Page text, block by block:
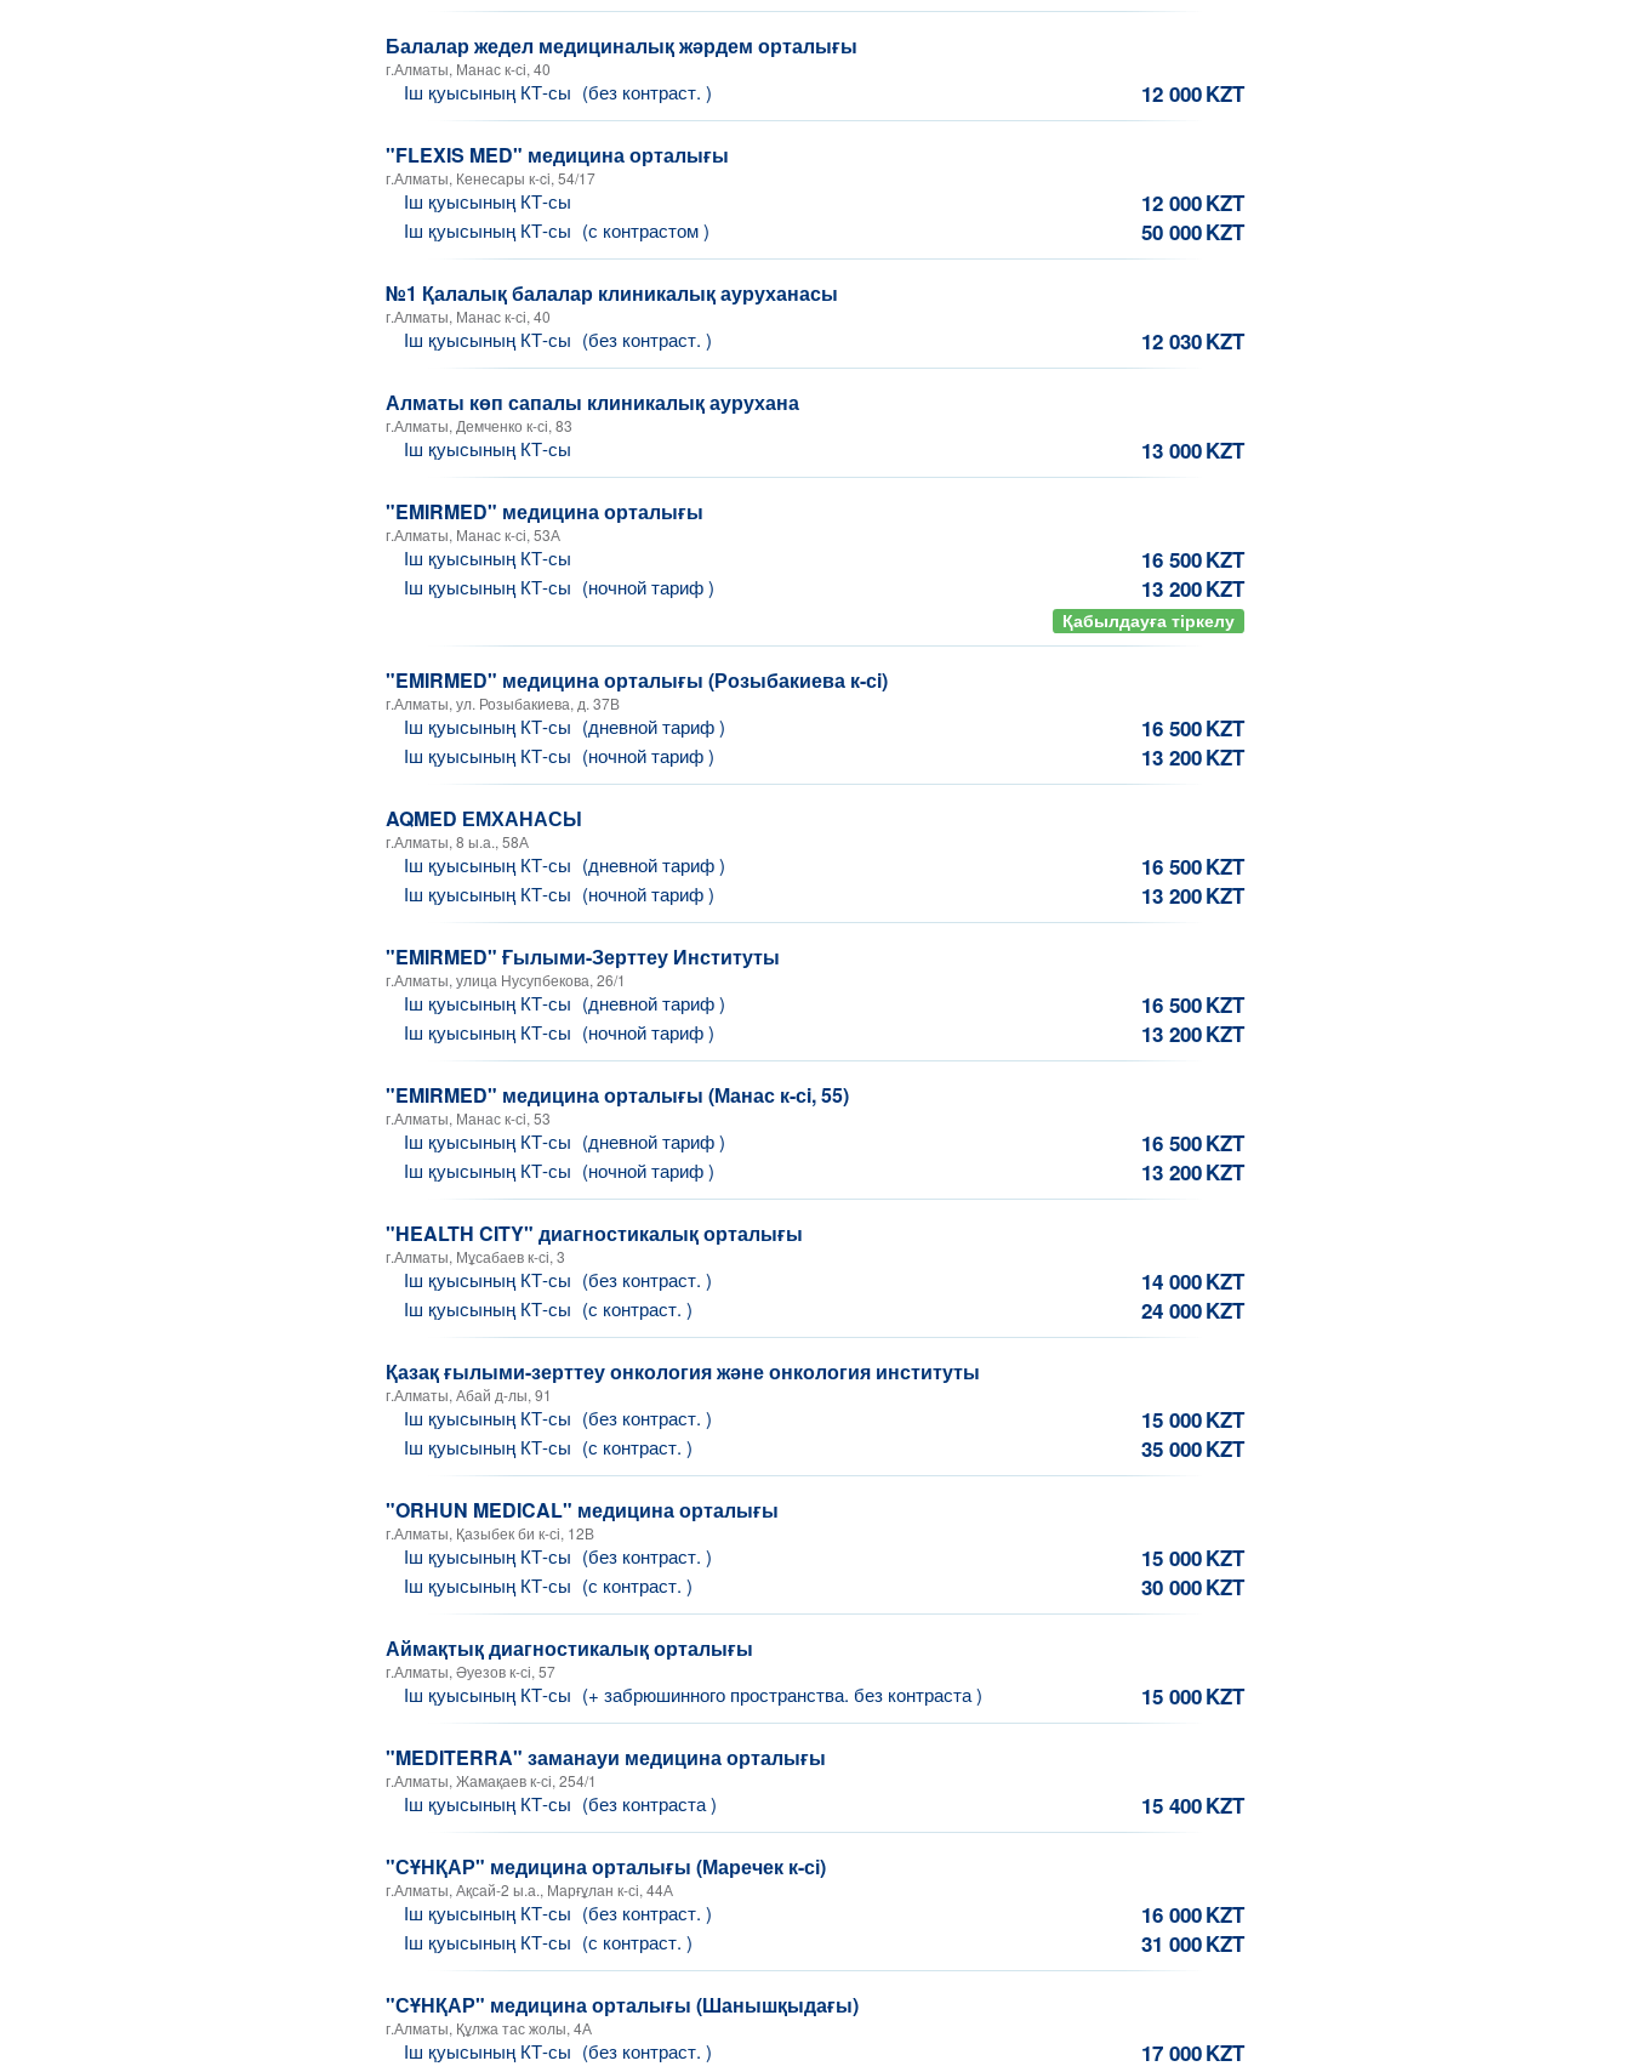
Балалар жедел медициналық жәрдем орталығы
г.Алматы, Манас к-сі, 40
Іш қуысының КТ-сы (без контраст. ) 12 000KZT
"FLEXIS MED" медицина орталығы
г.Алматы, Кенесары к-ci, 54/17
Іш қуысының КТ-сы 12 000KZT
Іш қуысының КТ-сы (с контрастом ) 50 000KZT
№1 Қалалық балалар клиникалық ауруханасы
г.Алматы, Манас к-сі, 40
Іш қуысының КТ-сы (без контраст. ) 12 030KZT
Алматы көп сапалы клиникалық аурухана
г.Алматы, Демченко к-сі, 83
Іш қуысының КТ-сы 13 000KZT
"EMIRMED" медицина орталығы
г.Алматы, Манас к-сі, 53А
Іш қуысының КТ-сы 16 500KZT
Іш қуысының КТ-сы (ночной тариф ) 13 200KZT
Қабылдауға тіркелу
"EMIRMED" медицина орталығы (Розыбакиева к-сi)
г.Алматы, ул. Розыбакиева, д. 37В
Іш қуысының КТ-сы (дневной тариф ) 16 500KZT
Іш қуысының КТ-сы (ночной тариф ) 13 200KZT
AQMED ЕМХАНАСЫ
г.Алматы, 8 ы.а., 58А
Іш қуысының КТ-сы (дневной тариф ) 16 500KZT
Іш қуысының КТ-сы (ночной тариф ) 13 200KZT
"EMIRMED" Ғылыми-Зерттеу Институты
г.Алматы, улица Нусупбекова, 26/1
Іш қуысының КТ-сы (дневной тариф ) 16 500KZT
Іш қуысының КТ-сы (ночной тариф ) 13 200KZT
"EMIRMED" медицина орталығы (Манас к-сi, 55)
г.Алматы, Манас к-сi, 53
Іш қуысының КТ-сы (дневной тариф ) 16 500KZT
Іш қуысының КТ-сы (ночной тариф ) 13 200KZT
"HEALTH CITY" диагностикалық орталығы
г.Алматы, Мұсабаев к-сі, 3
Іш қуысының КТ-сы (без контраст. ) 14 000KZT
Іш қуысының КТ-сы (с контраст. ) 24 000KZT
Қазақ ғылыми-зерттеу онкология және онкология институты
г.Алматы, Абай д-лы, 91
Іш қуысының КТ-сы (без контраст. ) 15 000KZT
Іш қуысының КТ-сы (с контраст. ) 35 000KZT
"ORHUN MEDICAL" медицина орталығы
г.Алматы, Қазыбек би к-сі, 12В
Іш қуысының КТ-сы (без контраст. ) 15 000KZT
Іш қуысының КТ-сы (с контраст. ) 30 000KZT
Аймақтық диагностикалық орталығы
г.Алматы, Әуезов к-сі, 57
Іш қуысының КТ-сы (+ забрюшинного пространства. без контраста ) 15 000KZT
"MEDITERRA" заманауи медицина орталығы
г.Алматы, Жамақаев к-сі, 254/1
Іш қуысының КТ-сы (без контраста ) 15 400KZT
"СҰНҚАР" медицина орталығы (Маречек к-сі)
г.Алматы, Ақсай-2 ы.а., Марғұлан к-сі, 44А
Іш қуысының КТ-сы (без контраст. ) 16 000KZT
Іш қуысының КТ-сы (с контраст. ) 31 000KZT
"СҰНҚАР" медицина орталығы (Шанышқыдағы)
г.Алматы, Құлжа тас жолы, 4А
Іш қуысының КТ-сы (без контраст. ) 17 000KZT